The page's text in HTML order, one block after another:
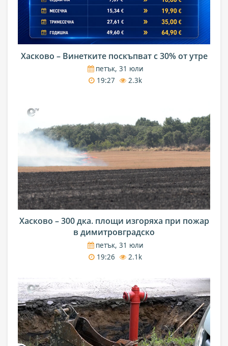
Хасково – Винетките поскъпват с 30% от утре
петък, 31 юли
19:27
2.3k
Хасково – 300 дка. площи изгоряха при пожар
в димитровградско
петък, 31 юли
19:26
2.1k